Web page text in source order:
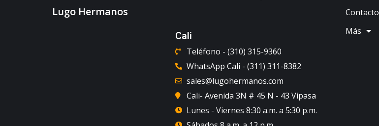
Lugo Hermanos
Cali
Teléfono - (310) 315-9360
WhatsApp Cali - (311) 311-8382
sales@lugohermanos.com
Cali- Avenida 3N # 45 N - 43 Vipasa
Lunes - Viernes 8:30 a.m. a 5:30 p.m.
Contacto
Más